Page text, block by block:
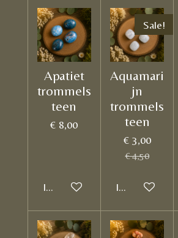
Apatiet
trommels
teen
€ 8,00
In winkelwagen
Sale!
Aquamari
jn
trommels
teen
€ 3,00
€ 4,50
In winkelwagen